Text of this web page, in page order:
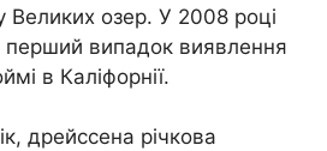
Великих озер. У 2008 році
перший випадок виявлення
в Каліфорнії.
дрейссена річкова